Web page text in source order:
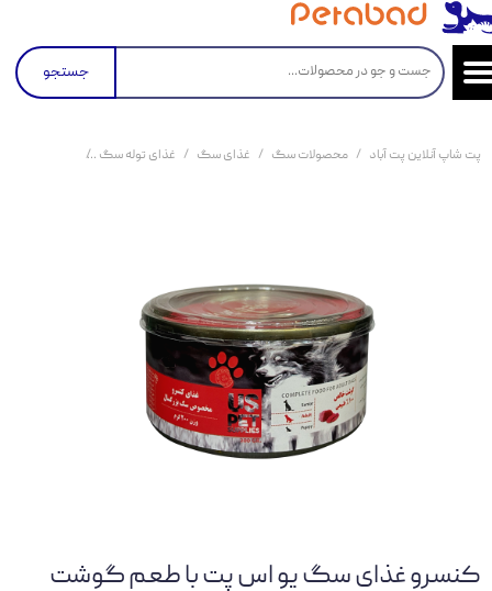
جستجو
پت شاپ آنلاین پت آباد محصولات سگ غذای سگ غذای توله سگ
کنسرو غذای سگ یو اس پت با طعم گوشت